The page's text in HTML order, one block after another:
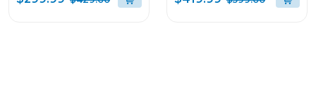
super bass boost RNC9
WHEEL OK99M